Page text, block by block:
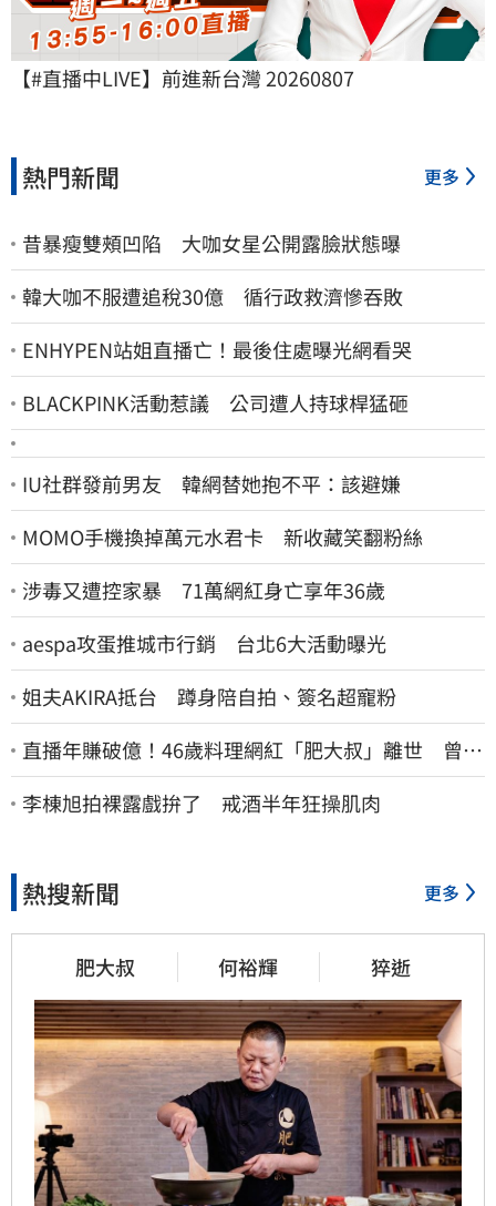
【#直播中LIVE】前進新台灣 20260807
熱門新聞 更多
昔暴瘦雙頰凹陷 大咖女星公開露臉狀態曝
韓大咖不服遭追稅30億 循行政救濟慘吞敗
ENHYPEN站姐直播亡！最後住處曝光網看哭
BLACKPINK活動惹議 公司遭人持球桿猛砸
IU社群發前男友 韓網替她抱不平：該避嫌
MOMO手機換掉萬元水君卡 新收藏笑翻粉絲
涉毒又遭控家暴 71萬網紅身亡享年36歲
aespa攻蛋推城市行銷 台北6大活動曝光
姐夫AKIRA抵台 蹲身陪自拍、簽名超寵粉
直播年賺破億！46歲料理網紅「肥大叔」離世 曾連
播17小時辛酸面曝
李棟旭拍裸露戲拚了 戒酒半年狂操肌肉
熱搜新聞 更多
肥大叔 何裕輝 猝逝